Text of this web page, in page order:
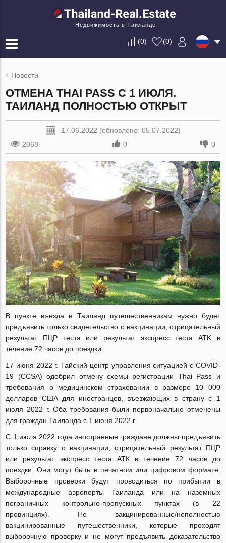
Недвижимость в Таиланде
(0) (0)
Новости
ОТМЕНА THAI PASS С 1 ИЮЛЯ.
ТАИЛАНД ПОЛНОСТЬЮ ОТКРЫТ
17.06.2022 (обновлено: 05.07.2022)
2068
0 0
В пункте въезда в Таиланд путешественникам нужно будет
предъявить только свидетельство о вакцинации, отрицательный
результат ПЦР теста или результат экспресс теста ATK в
течение 72 часов до поездки.
17 июня 2022 г. Тайский центр управления ситуацией с COVID-
19 (CCSA) одобрил отмену схемы регистрации Thai Pass и
требования о медицинском страховании в размере 10 000
долларов США для иностранцев, въезжающих в страну с 1
июля 2022 г. Оба требования были первоначально отменены
для граждан Таиланда с 1 июня 2022 г.
С 1 июля 2022 года иностранные граждане должны предъявить
только справку о вакцинации, отрицательный результат ПЦР
или результат экспресс теста АТК в течение 72 часов до
поездки. Они могут быть в печатном или цифровом формате.
Выборочные проверки будут проводиться по прибытии в
международные аэропорты Таиланда или на наземных
пограничных контрольно-пропускных пунктах (в 22
провинциях). Не вакцинированные/неполностью
вакцинированные путешественники, которые проходят
выборочную проверку и не могут предъявить доказательство